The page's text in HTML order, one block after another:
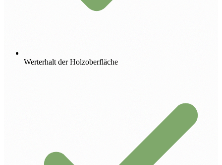
Werterhalt der Holzoberfläche